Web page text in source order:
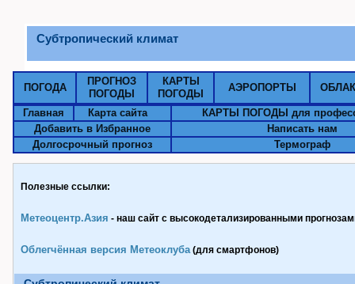
Субтропический климат
ПОГОДА
ПРОГНОЗ
ПОГОДЫ
КАРТЫ
ПОГОДЫ
АЭРОПОРТЫ
Главная Карта сайта
КАРТЫ ПОГОДЫ для
Добавить в Избранное
Написать нам
Долгосрочный прогноз
Термограф
Полезные ссылки:
Метеоцентр.Азия - наш сайт с высокодетализированными
Облегчённая версия Метеоклуба(для смартфонов)